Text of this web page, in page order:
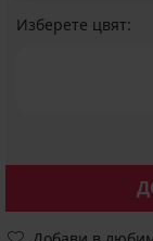
Изберете цвят: